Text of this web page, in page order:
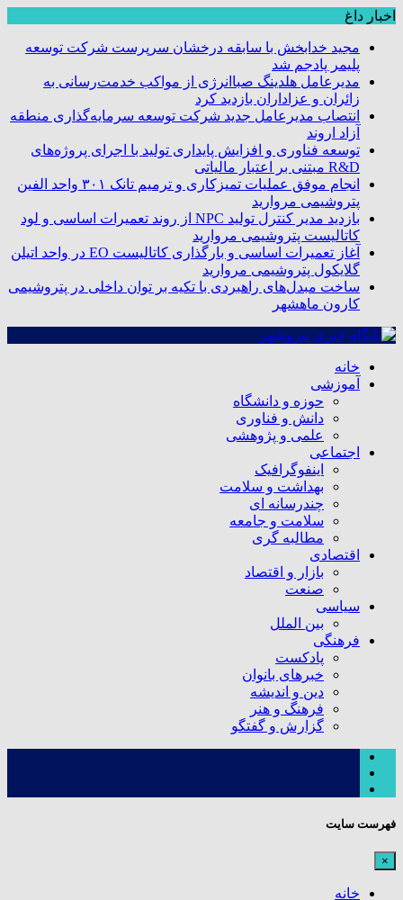
اخبار داغ
مجید خدابخش با سابقه درخشان سرپرست شرکت توسعه
پلیمر پادجم شد
مدیرعامل هلدینگ صباانرژی از مواکب خدمت‌رسانی به
زائران و عزاداران بازدید کرد
انتصاب مدیرعامل جدید شرکت توسعه سرمایه‌گذاری منطقه
آزاد اروند
توسعه فناوری و افزایش پایداری تولید با اجرای پروژه‌های
R&D مبتنی بر اعتبار مالیاتی
انجام موفق عملیات تمیزکاری و ترمیم تانک ۳۰۱ واحد الفین
پتروشیمی مروارید
بازدید مدیر کنترل تولید NPC از روند تعمیرات اساسی و لود
کاتالیست پتروشیمی مروارید
آغاز تعمیرات اساسی و بارگذاری کاتالیست EO در واحد اتیلن
گلایکول پتروشیمی مروارید
ساخت مبدل‌های راهبردی با تکیه بر توان داخلی در پتروشیمی
کارون ماهشهر
خانه
آموزشی
حوزه و دانشگاه
دانش و فناوری
علمی و پژوهشی
اجتماعی
اینفوگرافیک
بهداشت و سلامت
چندرسانه ای
سلامت و جامعه
مطالبه گری
اقتصادی
بازار و اقتصاد
صنعت
سیاسی
بین الملل
فرهنگی
پادکست
خبرهای بانوان
دین و اندیشه
فرهنگ و هنر
گزارش و گفتگو
فهرست سایت
×
خانه